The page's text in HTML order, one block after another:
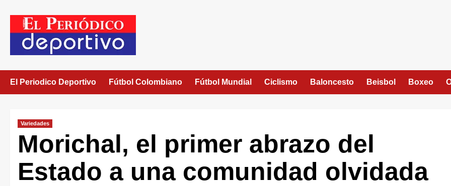
El Periodico Deportivo Fútbol Colombiano Fútbol Mundial Ciclismo Baloncesto Beisbol Boxeo
Variedades
Morichal, el primer abrazo del
Estado a una comunidad olvidada